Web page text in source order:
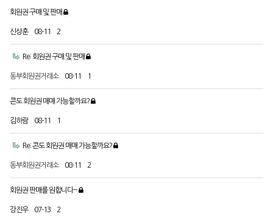
회원권 구매 및 판매
신상훈 08-11 2
Re: 회원권 구매 및 판매
동부회원권거래소 08-11 1
콘도 회원권 매매 가능할까요?
김하람 08-11 1
Re: 콘도 회원권 매매 가능할까요?
동부회원권거래소 08-11 2
회원권 판매를 원합니다~
강진우 07-13 2